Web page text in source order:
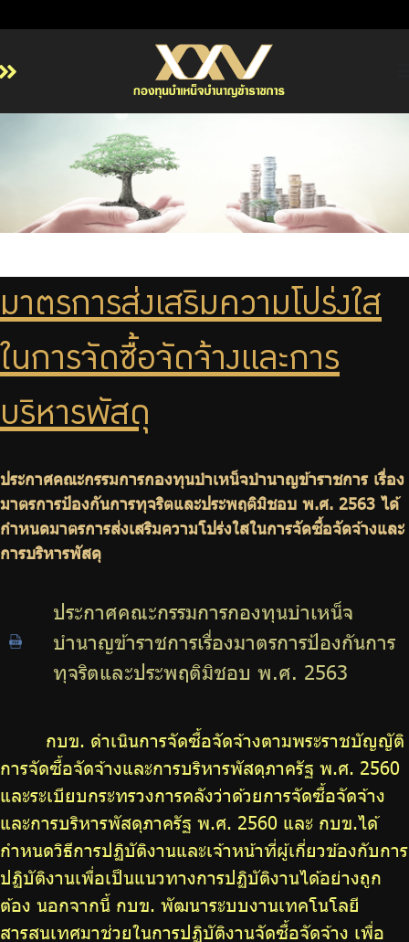
เกี่ยวกับ กบข.
ลงทุน
การบริหารความเสี่ยง
รายงานผลการดำเนินงาน
ข่าวสารและกิจกรรม
บริการเจ้าหน้าที่ส่วนราชการ
ติดต่อเรา
ไทย | Eng
มาตรการส่งเสริมความโปร่งใส
ในการจัดซื้อจัดจ้างและการ
บริหารพัสดุ
ประกาศคณะกรรมการกองทุนบำเหน็จบำนาญข้าราชการ เรื่อง
มาตรการป้องกันการทุจริตและประพฤติมิชอบ พ.ศ. 2563 ได้
กำหนดมาตรการส่งเสริมความโปร่งใสในการจัดซื้อจัดจ้างและ
การบริหารพัสดุ
ประกาศคณะกรรมการกองทุนบำเหน็จ
บำนาญข้าราชการเรื่องมาตรการป้องกันการ
ทุจริตและประพฤติมิชอบ พ.ศ. 2563
กบข. ดำเนินการจัดซื้อจัดจ้างตามพระราชบัญญัติ
การจัดซื้อจัดจ้างและการบริหารพัสดุภาครัฐ พ.ศ. 2560
และระเบียบกระทรวงการคลังว่าด้วยการจัดซื้อจัดจ้าง
และการบริหารพัสดุภาครัฐ พ.ศ. 2560 และ กบข.ได้
กำหนดวิธีการปฏิบัติงานและเจ้าหน้าที่ผู้เกี่ยวข้องกับการ
ปฏิบัติงานเพื่อเป็นแนวทางการปฏิบัติงานได้อย่างถูก
ต้อง นอกจากนี้ กบข. พัฒนาระบบงานเทคโนโลยี
สารสนเทศมาช่วยในการปฏิบัติงานจัดซื้อจัดจ้าง เพื่อ